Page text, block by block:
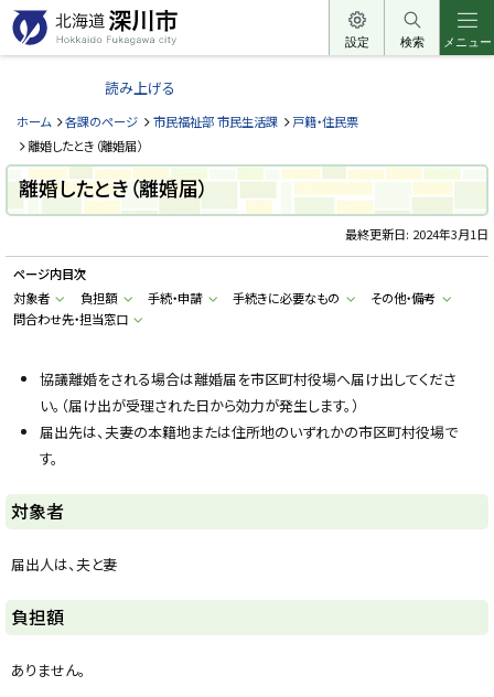
本
文
へ
ー
北
道
深
川
市
H
k
a
d
o
t
y
設定 検索 メニュー
読み上げる
ホーム 各課のページ 市民福祉部 市民生活課
戸籍・住民票
離婚したとき（離婚届）
離婚したとき（離婚届）
最終更新日: 2024年3月1日
ページ内目次
対象者
負担額 手続・申請 手続きに必要なもの
その他・備考
問合わせ先・担当窓口
協議離婚をされる場合は離婚届を市区町村役場へ届け出してくださ
い。（届け出が受理された日から効力が発生します。）
届出先は、夫妻の本籍地または住所地のいずれかの市区町村役場で
す。
対象者
届出人は、夫と妻
ト
ッ
プ
負担額
ありません。